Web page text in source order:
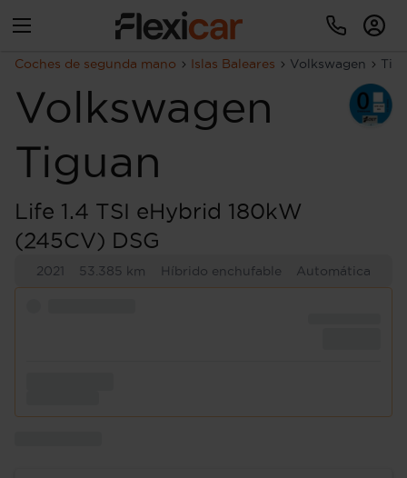
Coches de segunda mano Islas Baleares Volkswagen
Volkswagen
Tiguan
Life 1.4 TSI eHybrid 180kW
(245CV) DSG
2021 53.385 km Híbrido enchufable Automática